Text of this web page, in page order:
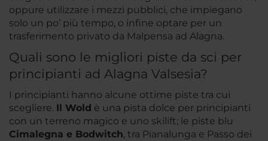
oppure utilizzare i mezzi pubblici, che impiegano
solo un po’ più tempo, o infine optare per un
trasferimento privato da Malpensa ad Alagna.
Quali sono le migliori piste da sci per
principianti ad Alagna Valsesia?
I principianti hanno alcune ottime piste tra cui
scegliere. Il Wold è una pista dolce per principianti
con un terreno magico e uno skilift; le piste blu
Cimalegna e Bodwitch, tra Pianalunga e Passo dei